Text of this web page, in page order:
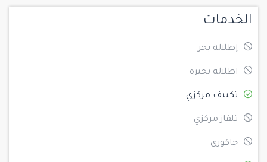
الخدمات
إطلالة بحر
اطلالة بحيرة
تكييف مركزي
تلفاز مركزي
جاكوزي